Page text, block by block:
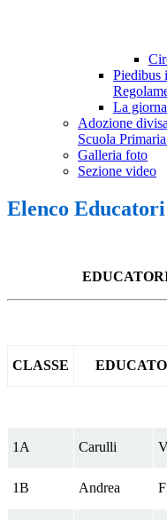
Piedibus
La
Adozione
Scuola
Galleria foto
Sezione video
Elenco
CLASSE
1A Carulli
1B Andrea